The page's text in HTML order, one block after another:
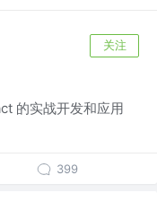
关注
的实战开发和应用
399